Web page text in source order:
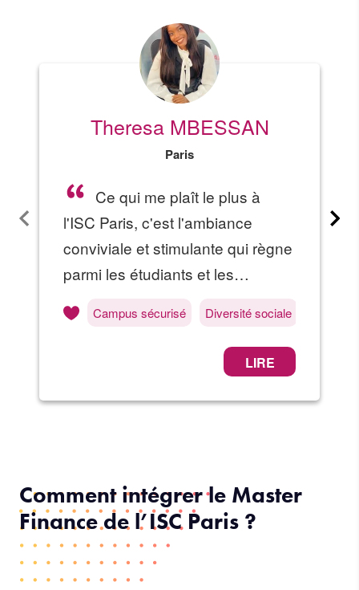
Comment intégrer le Master
Finance de l’ISC Paris ?